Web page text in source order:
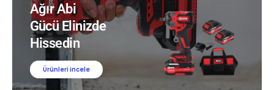
Ağır Abi
Gücü Elinizde
Hissedin
Ürünleri incele